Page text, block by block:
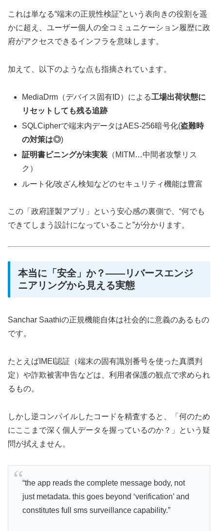
これは単なる“端末の正規性検証”という表向きの役割を遥
かに超え、ユーザー個人の全コミュニケーション履歴に政
府がアクセスできるインフラを意味します。
加えて、以下のような点も指摘されています。
MediaDrm（デバイス固有ID）による工場出荷状態に
リセットしても残る追跡
SQLCipherで端末内データはAES-256暗号化(盗難時
の対策は◎)
証明書ピニングが未実装 （MITM…中間者攻撃リス
ク）
ルート化/改ざん検知などのセキュリティ機能は豊富
この「政府謹製アプリ」という安心感の裏側で、“何でも
できてしまう設計になっていること”が分かります。
本当に「安全」か？――リバースエンジ
ニアリングから見える実態
Sanchar Saathiの正規機能自体は社会的に意義のあるもの
です。
たとえばIMEI認証（端末の固有識別番号を使った真贋判
定）や詐欺被害申告などは、利用者保護の観点で求められ
るもの。
しかし逆コンパイルしたコードを精査すると、「何のため
にここまで深く個人データを握っているのか？」という疑
問が拭えません。
“the app reads the complete message body, not
just metadata. this goes beyond ‘verification’ and
constitutes full sms surveillance capability.”